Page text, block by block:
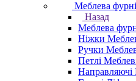
Меблева
Назад
Меблева
Ніжки
Ручки
Петлі
Направляючі